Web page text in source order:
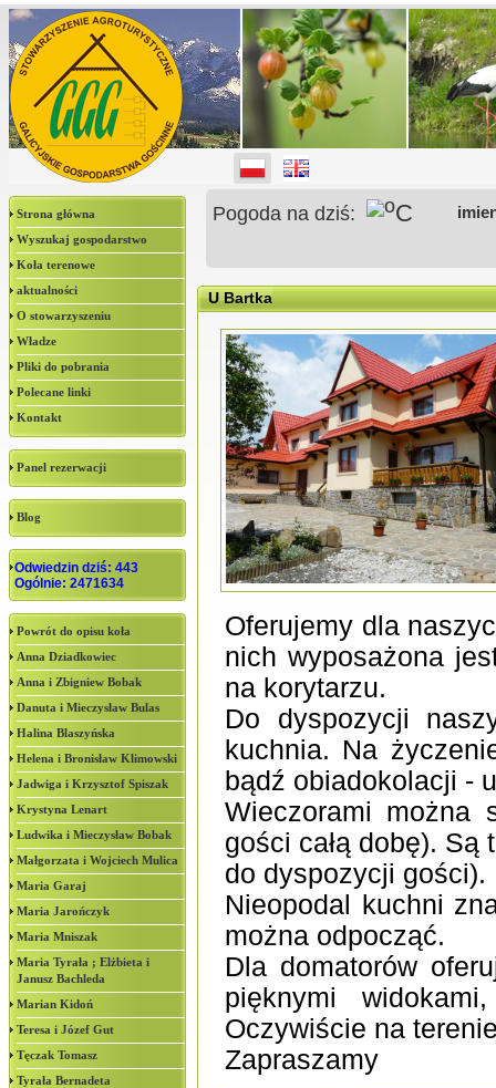
Strona główna
Wyszukaj gospodarstwo
Koła terenowe
aktualności
O stowarzyszeniu
Władze
Pliki do pobrania
Polecane linki
Kontakt
Panel rezerwacji
Blog
Odwiedzin dziś: 443
Ogólnie: 2471634
Powrót do opisu koła
Anna Dziadkowiec
Anna i Zbigniew Bobak
Danuta i Mieczysław Bulas
Halina Blaszyńska
Helena i Bronisław Klimowski
Jadwiga i Krzysztof Spiszak
Krystyna Lenart
Ludwika i Mieczysław Bobak
Małgorzata i Wojciech Mulica
Maria Garaj
Maria Jarończyk
Maria Mniszak
Maria Tyrała ; Elżbieta i
Janusz Bachleda
Marian Kidoń
Teresa i Józef Gut
Tęczak Tomasz
Tyrała Bernadeta
Pogoda na dziś: oC
U Bartka
Oferujemy dla
nich wyposażona
na korytarzu.
Do dyspozycji
kuchnia. Na
bądź obiadokolacji -
Wieczorami można
gości całą dobę).
do dyspozycji gości).
Nieopodal kuchni
można odpocząć.
Dla domatorów
pięknymi
Oczywiście na
Zapraszamy